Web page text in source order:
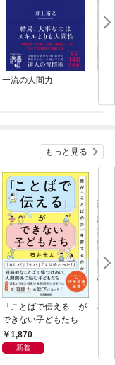
一流の人間力 素
もっと見る
「ことばで伝える」が
できない子どもたち
誰が〈ことばの力〉を
育てるのか
1,870
新着
教
す